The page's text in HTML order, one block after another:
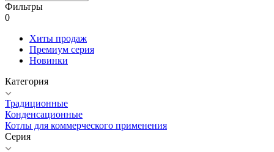
Фильтры
0
Хиты продаж
Премиум серия
Новинки
Категория
Традиционные
Конденсационные
Котлы для коммерческого применения
Серия